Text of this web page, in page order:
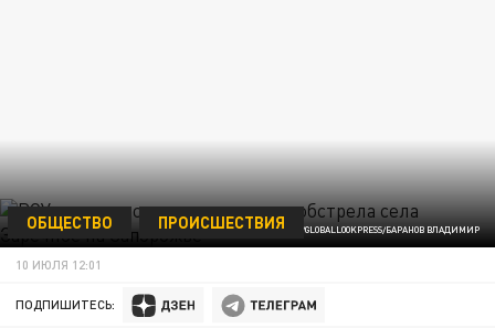
/GLOBALLOOKPRESS/БАРАНОВ ВЛАДИМИР
ОБЩЕСТВО ПРОИСШЕСТВИЯ
10 ИЮЛЯ 12:01
ПОДПИШИТЕСЬ: